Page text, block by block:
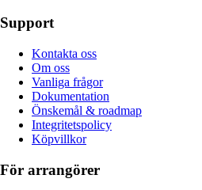
Support
Kontakta oss
Om oss
Vanliga frågor
Dokumentation
Önskemål & roadmap
Integritetspolicy
Köpvillkor
För arrangörer